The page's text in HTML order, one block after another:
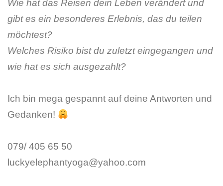
Wie hat das Reisen dein Leben verändert und
gibt es ein besonderes Erlebnis, das du teilen
möchtest?
Welches Risiko bist du zuletzt eingegangen und
wie hat es sich ausgezahlt?
Ich bin mega gespannt auf deine Antworten und
Gedanken!
079/ 405 65 50
luckyelephantyoga@yahoo.com